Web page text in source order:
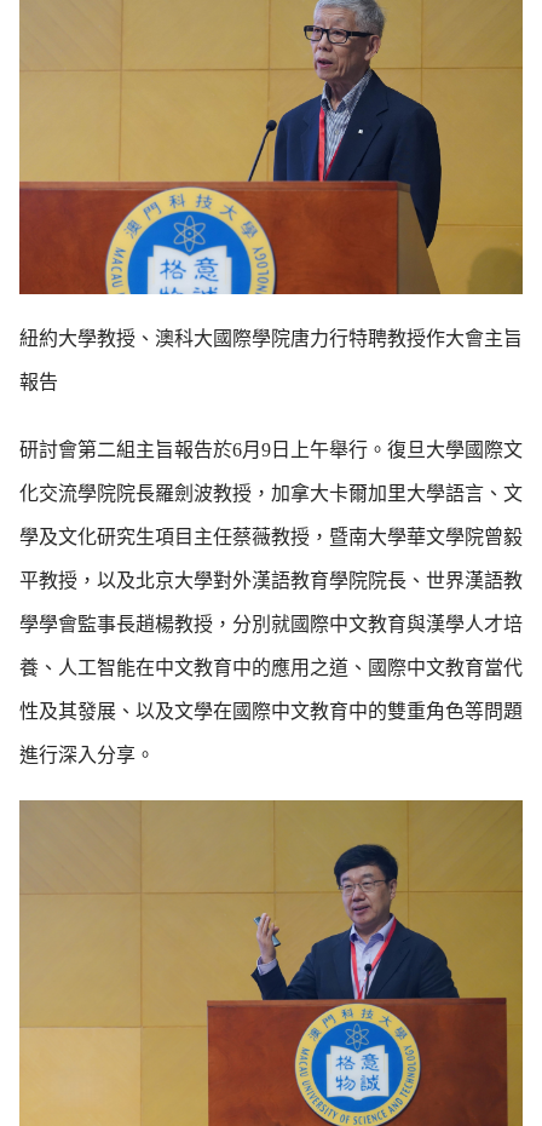
紐約大學教授、澳科大國際學院唐力行特聘教授作大會主旨
報告
研討會第二組主旨報告於6月9日上午舉行。復旦大學國際文
化交流學院院長羅劍波教授，加拿大卡爾加里大學語言、文
學及文化研究生項目主任蔡薇教授，暨南大學華文學院曾毅
平教授，以及北京大學對外漢語教育學院院長、世界漢語教
學學會監事長趙楊教授，分別就國際中文教育與漢學人才培
養、人工智能在中文教育中的應用之道、國際中文教育當代
性及其發展、以及文學在國際中文教育中的雙重角色等問題
進行深入分享。